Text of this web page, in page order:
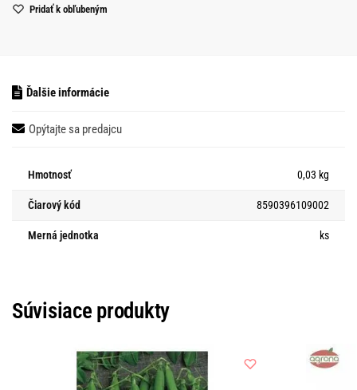
Pridať k obľubeným
Ďalšie informácie
Opýtajte sa predajcu
Hmotnosť 0,03 kg
Čiarový kód 8590396109002
Merná jednotka ks
Súvisiace produkty